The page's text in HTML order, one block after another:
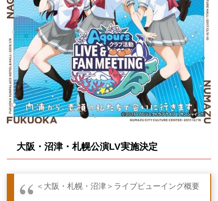
大阪・沼津・札幌公演LV実施決定
＜大阪・札幌・沼津＞ライブビューイング概要